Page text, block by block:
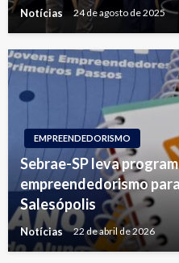
Notícias 24 de agosto de 2025
EMPREENDEDORISMO
Sebrae-SP leva
empreendedorismo
Salesópolis
Notícias 22 de abril de 2026